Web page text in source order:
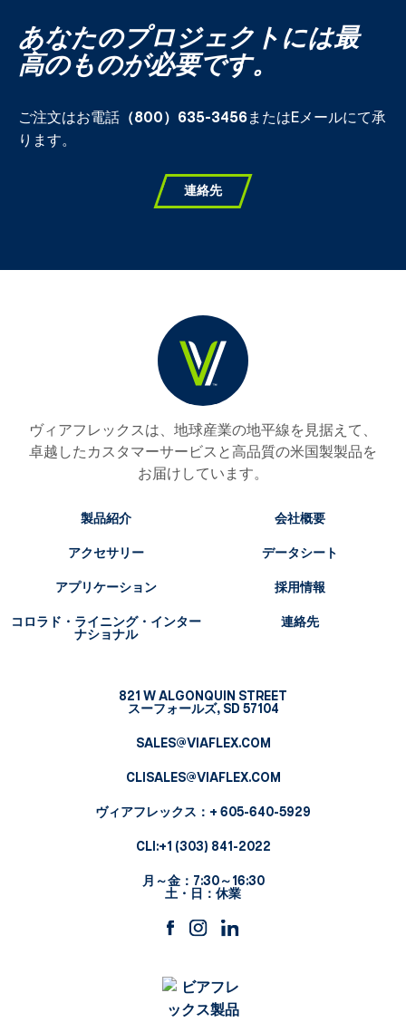
あなたのプロジェクトには最
高のものが必要です。
ご注文はお電話 （800）635-3456またはEメールにて承
ります。
連絡先
ヴィアフレックスは、地球産業の地平線を見据えて、
卓越したカスタマーサービスと高品質の米国製製品を
お届けしています。
製品紹介
アクセサリー
アプリケーション
コロラド・ライニング・インター
ナショナル
会社概要
データシート
採用情報
連絡先
821 W ALGONQUIN STREET
スーフォールズ, SD 57104
SALES@VIAFLEX.COM
CLISALES@VIAFLEX.COM
ヴィアフレックス ：+ 605-640-5929
CLI:+1 (303) 841-2022
月～金：7:30～16:30
土・日：休業